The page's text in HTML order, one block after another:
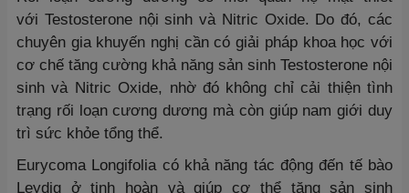
với Testosterone nội sinh và Nitric Oxide. Do đó, các
chuyên gia khuyến nghị cần có giải pháp khoa học với
cơ chế tăng cường khả năng sản sinh Testosterone nội
sinh và Nitric Oxide, nhờ đó không chỉ cải thiện tình
trạng rối loạn cương dương mà còn giúp nam giới duy
trì sức khỏe tổng thể.
Eurycoma Longifolia có khả năng tác động đến tế bào
Leydig ở tinh hoàn và giúp cơ thể tăng sản sinh